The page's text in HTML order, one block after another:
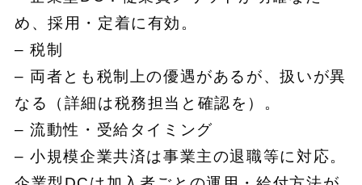
め、採用・定着に有効。
– 税制
– 両者とも税制上の優遇があるが、扱いが異
なる（詳細は税務担当と確認を）。
– 流動性・受給タイミング
– 小規模企業共済は事業主の退職等に対応。